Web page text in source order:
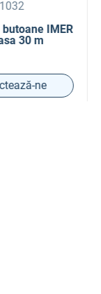
IMER
30 m
ne